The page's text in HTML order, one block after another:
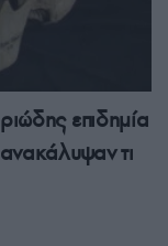
επιδημία
τι